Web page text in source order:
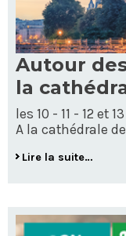
Autour
la
les 10 - 11 - 12 et
A la cathédrale
Lire la suite…